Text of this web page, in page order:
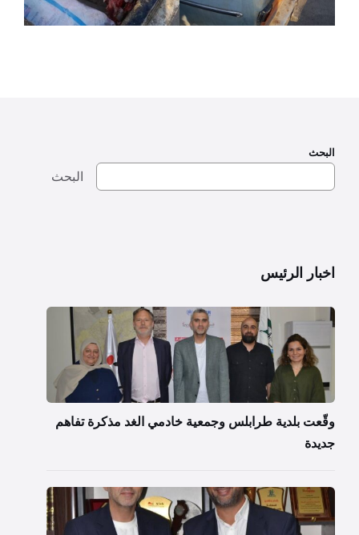
البحث
البحث
اخبار الرئيس
وقّعت بلدية طرابلس وجمعية خادمي الغد مذكرة تفاهم
جديدة